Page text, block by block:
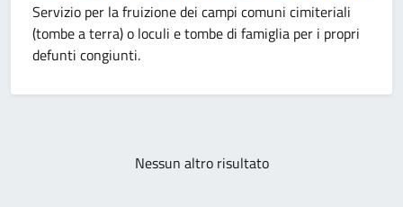
Servizio per la fruizione dei campi comuni cimiteriali
(tombe a terra) o loculi e tombe di famiglia per i propri
defunti congiunti.
Nessun altro risultato